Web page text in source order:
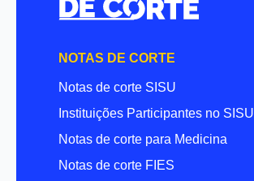
NOTAS DE CORTE
Notas de corte SISU
Instituições Participantes no SISU
Notas de corte para Medicina
Notas de corte FIES